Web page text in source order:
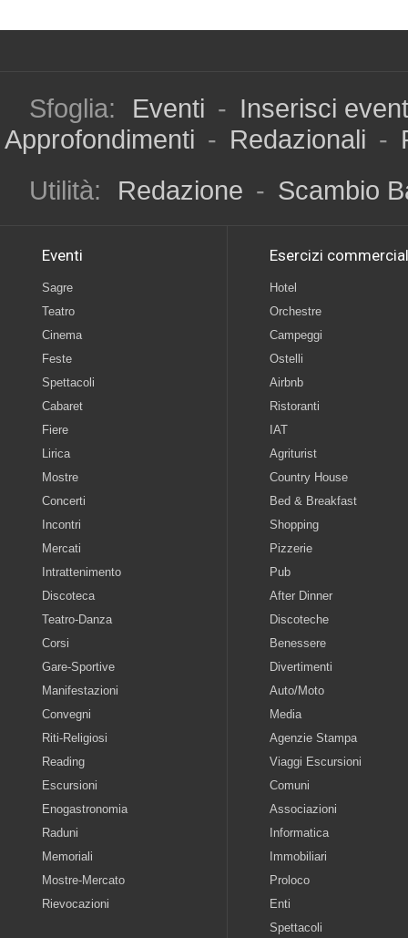
Sfoglia: Eventi - Inserisci
Approfondimenti - Redazionali -
Utilità:
Redazione - Scambio
Eventi
Sagre
Teatro
Cinema
Feste
Spettacoli
Cabaret
Fiere
Lirica
Mostre
Concerti
Incontri
Mercati
Intrattenimento
Discoteca
Teatro-Danza
Corsi
Gare-Sportive
Manifestazioni
Convegni
Riti-Religiosi
Reading
Escursioni
Enogastronomia
Raduni
Memoriali
Mostre-Mercato
Rievocazioni
Esercizi
Hotel
Orchestre
Campeggi
Ostelli
Airbnb
Ristoranti
IAT
Agriturist
Country House
Bed & Breakfast
Shopping
Pizzerie
Pub
After Dinner
Discoteche
Benessere
Divertimenti
Auto/Moto
Media
Agenzie Stampa
Viaggi Escursioni
Comuni
Associazioni
Informatica
Immobiliari
Proloco
Enti
Spettacoli